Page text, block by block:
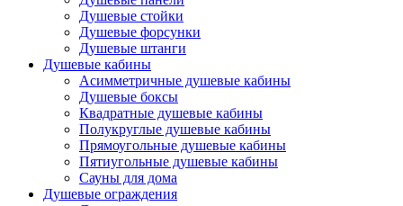
Душевые стойки
Душевые форсунки
Душевые штанги
Душевые кабины
Асимметричные душевые кабины
Душевые боксы
Квадратные душевые кабины
Полукруглые душевые кабины
Прямоугольные душевые кабины
Пятиугольные душевые кабины
Сауны для дома
Душевые ограждения